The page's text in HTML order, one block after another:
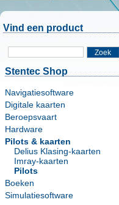
Vind een product
Zoek
Stentec Shop
Navigatiesoftware
Digitale kaarten
Beroepsvaart
Hardware
Pilots & kaarten
Delius Klasing-kaarten
Imray-kaarten
Pilots
Boeken
Simulatiesoftware